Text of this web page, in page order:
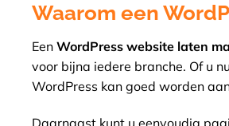
Waarom een
Een WordPress website laten
voor bijna iedere branche. Of u
WordPress kan goed worden
Daarnaast kunt u eenvoudig